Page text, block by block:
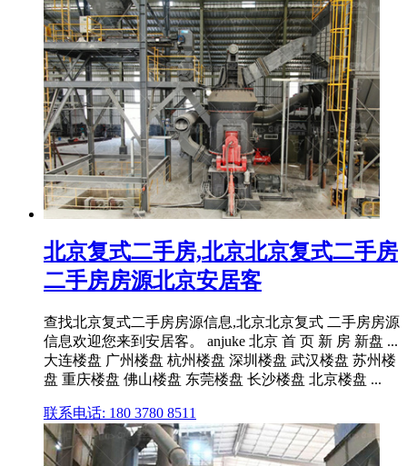
北京复式二手房,北京北京复式二手房
二手房房源北京安居客
查找北京复式二手房房源信息,北京北京复式 二手房房源
信息欢迎您来到安居客。 anjuke 北京 首 页 新 房 新盘 ...
大连楼盘 广州楼盘 杭州楼盘 深圳楼盘 武汉楼盘 苏州楼
盘 重庆楼盘 佛山楼盘 东莞楼盘 长沙楼盘 北京楼盘 ...
联系电话: 180 3780 8511